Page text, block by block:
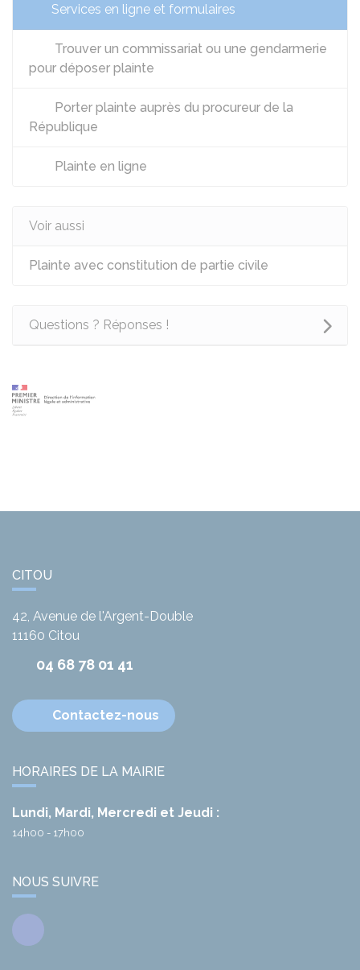
Services en ligne et formulaires
Trouver un commissariat ou une gendarmerie
pour déposer plainte
Porter plainte auprès du procureur de la
République
Plainte en ligne
Voir aussi
Plainte avec constitution de partie civile
Questions ? Réponses !
CITOU
42, Avenue de l'Argent-Double
11160 Citou
04 68 78 01 41
Contactez-nous
HORAIRES DE LA MAIRIE
Lundi, Mardi, Mercredi et Jeudi :
14h00 - 17h00
NOUS SUIVRE
Facebook